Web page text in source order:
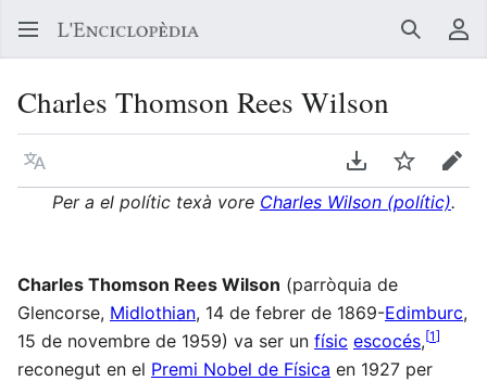
Buscar
Charles Thomson Rees Wilson
Llegir en un atre idioma Descarregar en
Vigilar
Per a el polític texà vore Charles Wilson (polític).
Charles Thomson Rees Wilson (parròquia de
Glencorse, Midlothian, 14 de febrer de 1869-Edimburc,
15 de novembre de 1959) va ser un físic escocés,[1]
reconegut en el Premi Nobel de Física en 1927 per